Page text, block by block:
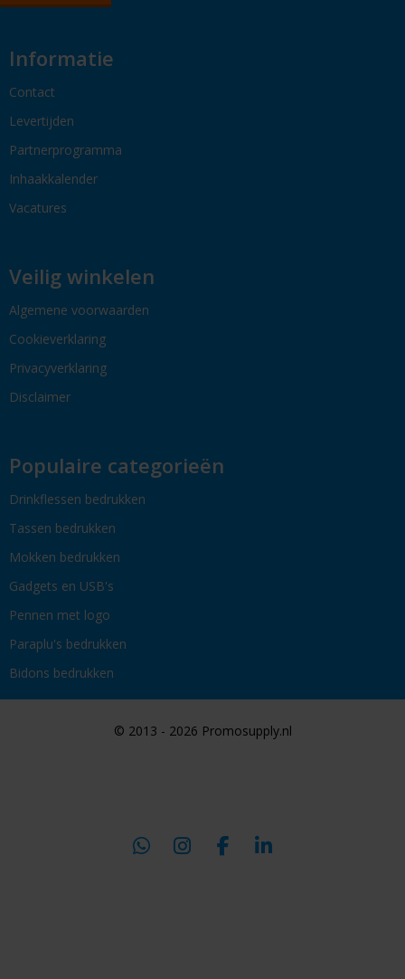
Informatie
Contact
Levertijden
Partnerprogramma
Inhaakkalender
Vacatures
Veilig winkelen
Algemene voorwaarden
Cookieverklaring
Privacyverklaring
Disclaimer
Populaire categorieën
Drinkflessen bedrukken
Tassen bedrukken
Mokken bedrukken
Gadgets en USB's
Pennen met logo
Paraplu's bedrukken
Bidons bedrukken
© 2013 - 2026 Promosupply.nl